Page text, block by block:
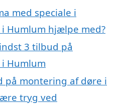
med speciale i
Humlum hjælpe med?
3 tilbud på
Humlum
på montering af døre i
tryg ved